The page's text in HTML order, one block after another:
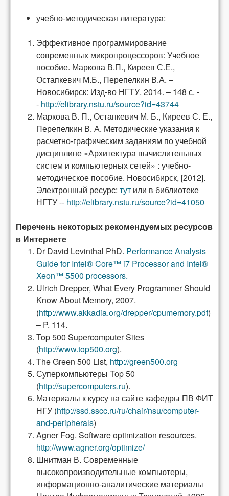
учебно-методическая литература:
Эффективное программирование
современных микропроцессоров: Учебное
пособие. Маркова В.П., Киреев С.Е.,
Остапкевич М.Б., Перепелкин В.А. –
Новосибирск: Изд-во НГТУ. 2014. – 148 с. -
- http://elibrary.nstu.ru/source?id=43744
Маркова В. П., Остапкевич М. Б., Киреев С. Е.,
Перепелкин В. А. Методические указания к
расчетно-графическим заданиям по учебной
дисциплине «Архитектура вычислительных
систем и компьютерных сетей» : учебно-
методическое пособие. Новосибирск, [2012].
Электронный ресурс: тут или в библиотеке
НГТУ -- http://elibrary.nstu.ru/source?id=41050
Перечень некоторых рекомендуемых ресурсов
в Интернете
Dr David Levinthal PhD. Performance Analysis
Guide for Intel®Core™ i7 Processor and Intel®
Xeon™ 5500 processors.
Ulrich Drepper, What Every Programmer Should
Know About Memory, 2007.
(http://www.akkadia.org/drepper/cpumemory.pdf)
– P. 114.
Top 500 Supercomputer Sites
(http://www.top500.org).
The Green 500 List, http://green500.org
Суперкомпьютеры Top 50
(http://supercomputers.ru).
Материалы к курсу на сайте кафедры ПВ ФИТ
НГУ (http://ssd.sscc.ru/ru/chair/nsu/computer-
and-peripherals)
Agner Fog. Software optimization resources.
http://www.agner.org/optimize/
Шнитман В. Современные
высокопроизводительные компьютеры,
информационно-аналитические материалы